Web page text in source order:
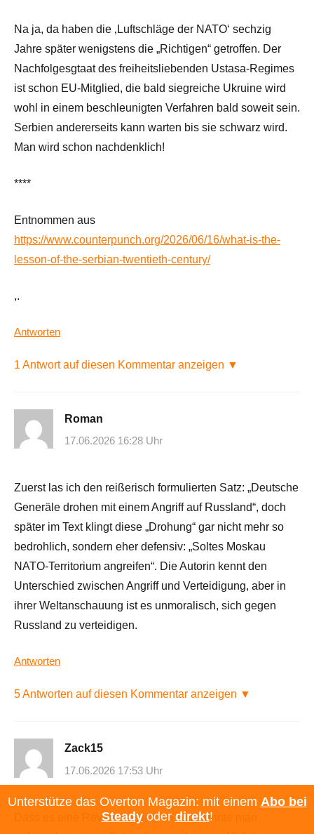
Na ja, da haben die ‚Luftschläge der NATO‘ sechzig
Jahre später wenigstens die „Richtigen“ getroffen. Der
Nachfolgesgtaat des freiheitsliebenden Ustasa-Regimes
ist schon EU-Mitglied, die bald siegreiche Ukruine wird
wohl in einem beschleunigten Verfahren bald soweit sein.
Serbien andererseits kann warten bis sie schwarz wird.
Man wird schon nachdenklich!
****
Entnommen aus
https://www.counterpunch.org/2026/06/16/what-is-the-
lesson-of-the-serbian-twentieth-century/
,.
Antworten
1 Antwort auf diesen Kommentar anzeigen ▼
Roman
17.06.2026 16:28 Uhr
Zuerst las ich den reißerisch formulierten Satz: „Deutsche
Generäle drohen mit einem Angriff auf Russland“, doch
später im Text klingt diese „Drohung“ gar nicht mehr so ​​
bedrohlich, sondern eher defensiv: „Soltes Moskau
NATO-Territorium angreifen“. Die Autorin kennt den
Unterschied zwischen Angriff und Verteidigung, aber in
ihrer Weltanschauung ist es unmoralisch, sich gegen
Russland zu verteidigen.
Antworten
5 Antworten auf diesen Kommentar anzeigen ▼
Zack15
17.06.2026 17:53 Uhr
Dass es eine Revanche werden soll, konnte man
Unterstütze das Overton Magazin: mit einem Abo bei
Steadyoder direkt!